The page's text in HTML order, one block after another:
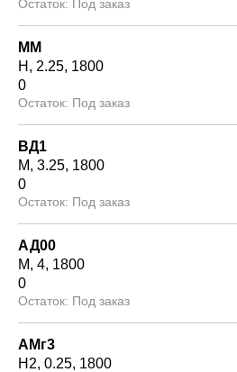
Под заказ
ММ
Н
2.25 1800
0
Под заказ
ВД1
М 3.25 1800
0
Под заказ
АД00
М 4 1800
0
Под заказ
АМг3
Н2 0.25 1800